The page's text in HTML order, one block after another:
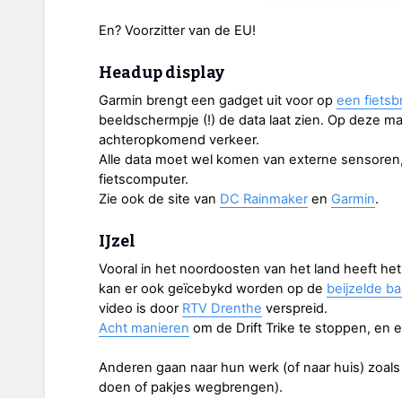
En? Voorzitter van de EU!
Headup display
Garmin brengt een gadget uit voor op een
beeldschermpje (!) de data laat zien. Op deze
achteropkomend verkeer.
Alle data moet wel komen van externe
fietscomputer.
Zie ook de site van DC Rainmaker en Garmin.
IJzel
Vooral in het noordoosten van het land heeft
kan er ook geïcebykd worden op de beijzelde
video is door RTV Drenthe verspreid.
Acht manieren om de Drift Trike te stoppen, en
Anderen gaan naar hun werk (of naar huis)
doen of pakjes wegbrengen).